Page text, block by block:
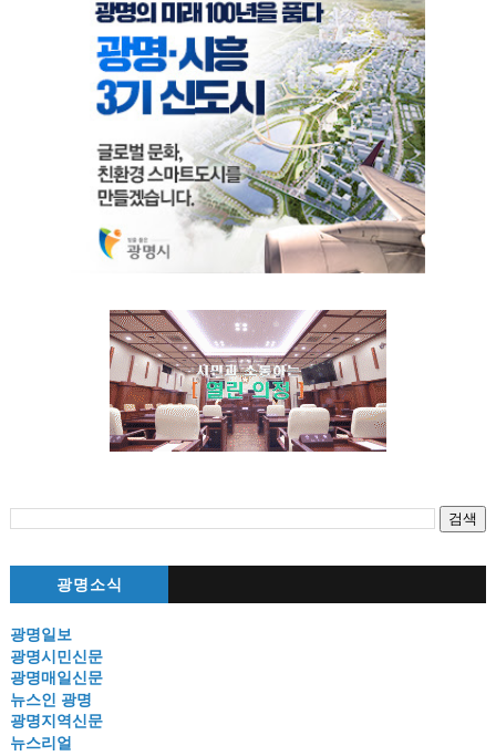
광명소식
광명일보
광명시민신문
광명매일신문
뉴스인 광명
광명지역신문
뉴스리얼